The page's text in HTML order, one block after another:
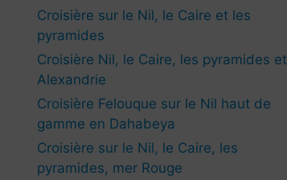
Croisière sur le Nil, le Caire et les
pyramides
Croisière Nil, le Caire, les pyramides et
Alexandrie
Croisière Felouque sur le Nil haut de
gamme en Dahabeya
Croisière sur le Nil, le Caire, les
pyramides, mer Rouge